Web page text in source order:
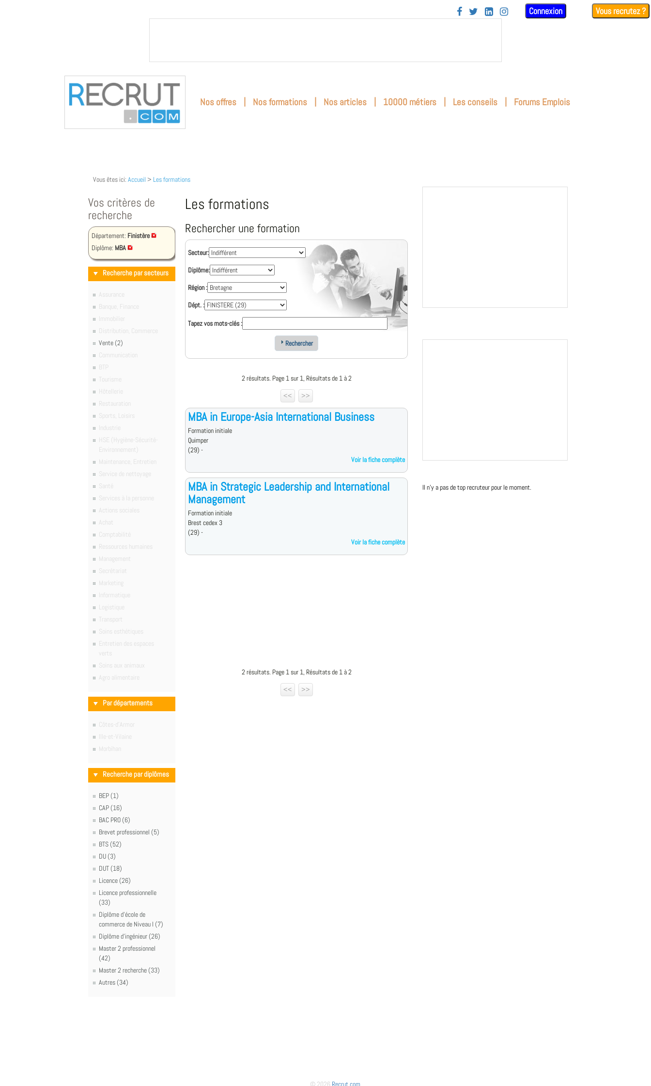
    Connexion Vous recrutez ?
Nos offres | Nos formations | Nos articles | 10000 métiers | Les conseils | Forums Emplois
Vous êtes ici: Accueil > Les formations
Vos critères de
recherche
Département: Finistère
Diplôme: MBA
Recherche par secteurs
Assurance
Banque, Finance
Immobilier
Distribution, Commerce
Vente (2)
Communication
BTP
Tourisme
Hôtellerie
Restauration
Sports, Loisirs
Industrie
HSE (Hygiène-Sécurité-
Environnement)
Maintenance, Entretien
Service de nettoyage
Santé
Services à la personne
Actions sociales
Achat
Comptabilité
Ressources humaines
Management
Secrétariat
Marketing
Informatique
Logistique
Transport
Soins esthétiques
Entretien des espaces
verts
Soins aux animaux
Agro alimentaire
Par départements
Côtes-d'Armor
Ille-et-Vilaine
Morbihan
Recherche par diplômes
BEP (1)
CAP (16)
BAC PRO (6)
Brevet professionnel (5)
BTS (52)
DU (3)
DUT (18)
Licence (26)
Licence professionnelle
(33)
Diplôme d'école de
commerce de Niveau I (7)
Diplôme d'ingénieur (26)
Master 2 professionnel
(42)
Master 2 recherche (33)
Autres (34)
Les formations
Rechercher une formation
Secteur:
Diplôme:
Région :
Dépt. :
Tapez vos mots-clés :
Rechercher
2 résultats. Page 1 sur 1, Résultats de 1 à 2
<<
>>
MBA in Europe-Asia International Business
Formation initiale
Quimper
(29) -
Voir la fiche complète
MBA in Strategic Leadership and International
Management
Formation initiale
Brest cedex 3
(29) -
Voir la fiche complète
2 résultats. Page 1 sur 1, Résultats de 1 à 2
<<
>>
Il n'y a pas de top recruteur pour le moment.
© 2026 Recrut.com